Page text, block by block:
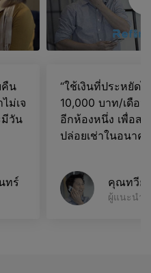
คืน
ม่เจ
วัน
ทร์
“ใช้เงินที่ประหยัด
10,000 บาท/เดือ
อีกห้องหนึ่ง เพื่อสร้
ปล่อยเช่าในอนาค
คุณทวียุ
ผู้แนะนำ